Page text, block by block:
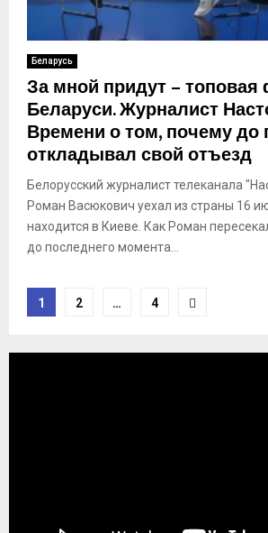
Беларусь
За мной придут – топовая
Беларуси. Журналист
Времени о том, почему до
откладывал свой отъезд
Белорусский журналист телеканала
Роман Васюкович уехал из страны 16
находится в Киеве. Как Роман
до последнего момента...
Пагинация
1 2 … 4